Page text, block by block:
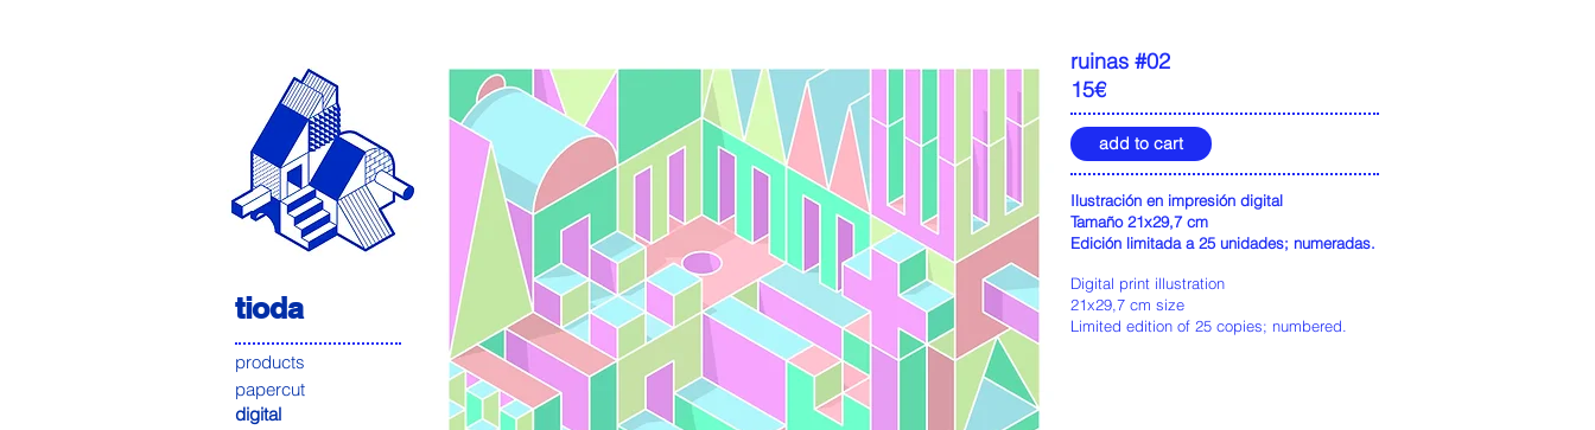
tioda
products
papercut
digital
ruinas #02
15€
add to cart
Ilustración en impresión digital
Tamaño 21x29,7 cm
Edición limitada a 25 unidades; numeradas.
Digital print illustration
21x29,7 cm size
Limited edition of 25 copies; numbered.